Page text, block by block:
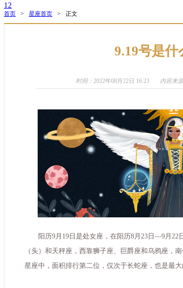
1 2
首页 > 星座首页 > 正文
9.19号是什
时间： 2022年08月22日 16:23 内容来
阳历9月19日是处女座，在阳历8月23日—9月
（头）和天秤座，西靠狮子座、巨爵座和乌鸦座，
星座中，面积排行第二位，仅次于长蛇座，也是最大